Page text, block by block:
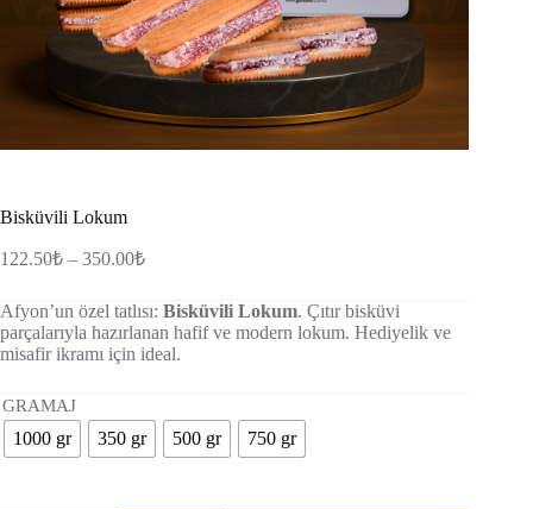
Bisküvili Lokum
122.50₺ – 350.00₺Fiyat
122.50₺
-
350.00₺
Afyon’un özel tatlısı: Bisküvili Lokum. Çıtır bisküvi
parçalarıyla hazırlanan hafif ve modern lokum. Hediyelik ve
misafir ikramı için ideal.
GRAMAJ
1000 gr 350 gr 500 gr 750 gr